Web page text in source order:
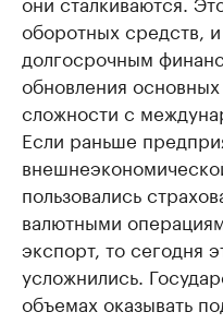
оборотных средств,
долгосрочным
обновления
сложности с
Если раньше
пользовались
валютными
экспорт, то сегодня
усложнились.
объемах оказывать